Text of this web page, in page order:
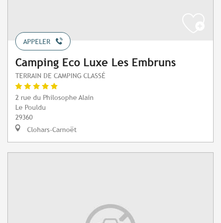
APPELER
Camping Eco Luxe Les Embruns
TERRAIN DE CAMPING CLASSÉ
2 rue du Philosophe Alain
Le Pouldu
29360
Clohars-Carnoët